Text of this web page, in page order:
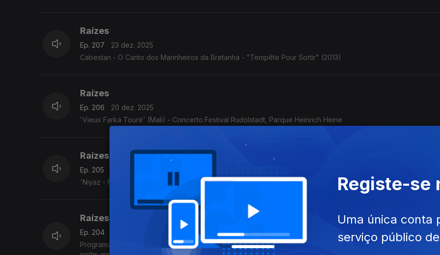
Raízes
Ep. 207
23 dez. 2025
Cabestan - O Canto dos Marinheiros da Bretanha - "Tempête Pour Sortir" (2013)
Raízes
Ep. 206
20 dez. 2025
'Vieux Farka Touré' (Mali) - Concerto Festival Rudolstadt, Parque Heinrich Heine
Raízes
Ep. 205
'Niyaz - Misticismo moderno' (Irão/Paquistão/Afeganistão - Golfo Pérsico) - Rudolstadt, 5.7.2025
Raízes
Ep. 204
Programa Acervo Origens, da autoria do violeiro e investigador Cacai Nunes: o violão de Baden Powell com o baterista
Registe-se
Uma única conta
serviço público